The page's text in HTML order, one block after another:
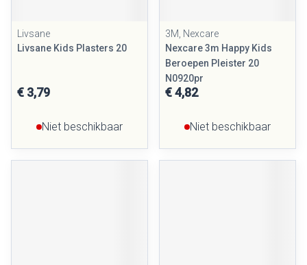
Livsane
Livsane Kids Plasters 20
€ 3,79
Niet beschikbaar
3M, Nexcare
Nexcare 3m Happy Kids
Beroepen Pleister 20
N0920pr
€ 4,82
Niet beschikbaar